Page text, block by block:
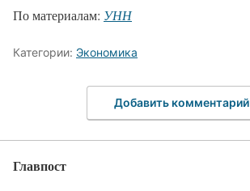
По материалам: УНН
Категории: Экономика
Добавить комментарий
Главпост